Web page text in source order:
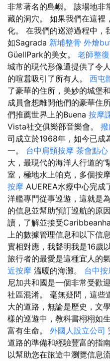
非常著名的島嶼。 該場地非
藏的洞穴。 如果我們在這裡
化。 在我們的巡游過程中，
如Sagrada 新埔整骨 外燴
GüellPark的美女。 老師整
城市的現代形像還提供了令
的喧囂吸引了所有人。 西屯
了豪華的住所，美妙的城堡
成員會想離開他們的豪華住
們推薦世界上的Buena 按摩
Vista社交俱樂部音樂會。
司成立於1968年，如今已成
一。 台中肩頸按摩 茶會點心
大，最現代的海洋人行道的
室，極地水上帕克，多個按
按摩 AUEREA水療中心完成
洋艦專門從事巡遊，這就是
的信息並幫助預訂巡航的原
讀，了解並接受
上的數據管理信息和以下信
實相對應，我聲明我是16歲
旅行者的最愛是這種宜人的
近按摩 溫暖的海灘。 台中
尼加共和國是一個非常受歡
社區混淆。 毫無疑問，這些
大的道路，無論是歷史，文
樣的巡遊中，教科書栩栩如
富有生命。 外國人設立公司
道路的準備和經驗豐富的指
以幫助您在旅途中瀏覽信息